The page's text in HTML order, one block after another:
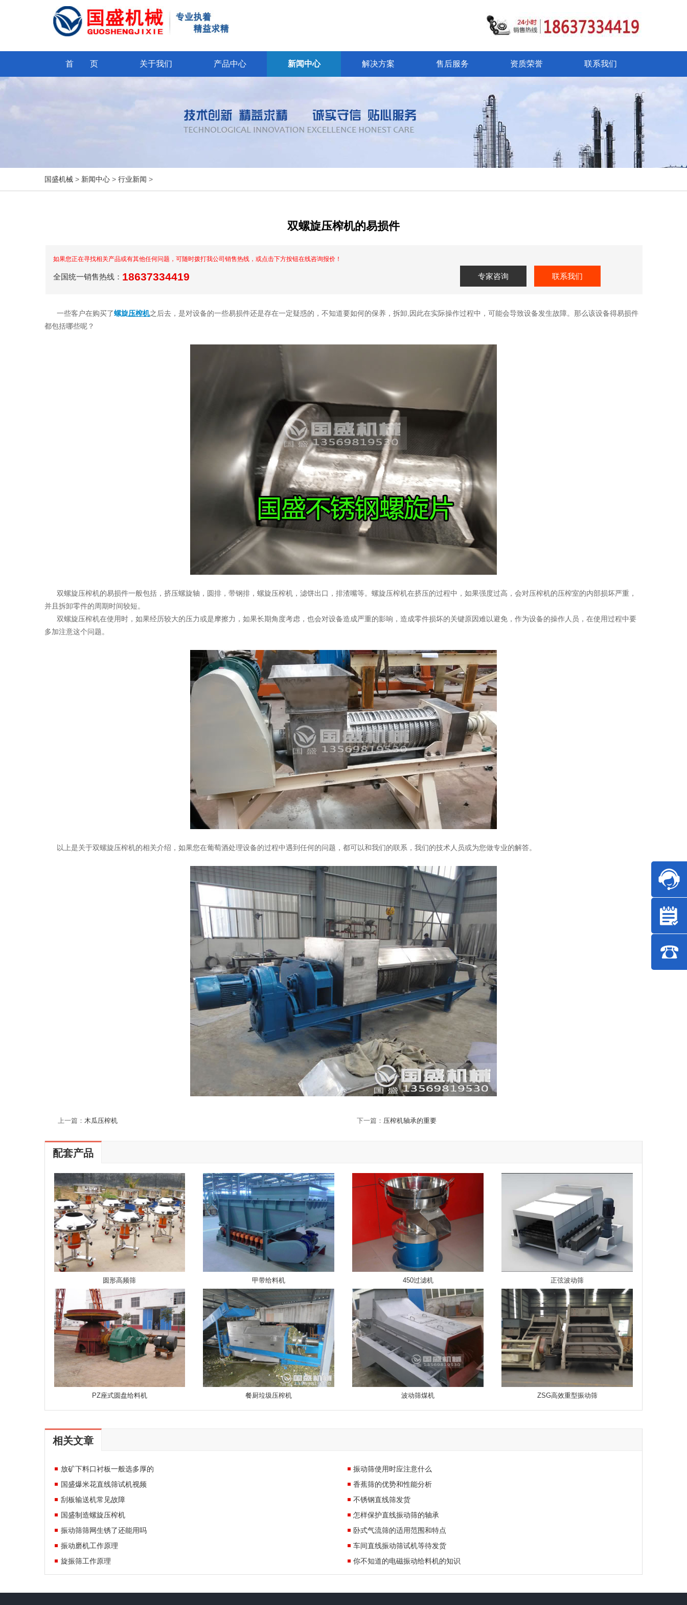
首 页 关于我们 产品中心 新闻中心 解决方案 售后服务 资质荣誉 联系我们
国盛机械 > 新闻中心 > 行业新闻 >
双螺旋压榨机的易损件
如果您正在寻找相关产品或有其他任何问题，可随时拨打我公司销售热线，或点击下方按钮在线咨询报价！
全国统一销售热线： 18637334419 专家咨询 联系我们
一些客户在购买了螺旋压榨机之后去，是对设备的一些易损件还是存在一定疑惑的，不知道要如何的保养，拆卸,因此在实际操作过程中，可能会导致设备发生故障。那么该设备得易损件
都包括哪些呢？
双螺旋压榨机的易损件一般包括，挤压螺旋轴，圆排，带钢排，螺旋压榨机，滤饼出口，排渣嘴等。 螺旋压榨机在挤压的过程中，如果强度过高，会对压榨机的压榨室的内部损坏严重，
并且拆卸零件的周期时间较短。
双螺旋压榨机在使用时，如果经历较大的压力或是摩擦力，如果长期角度考虑，也会对设备造成严重的影响，造成零件损坏的关键原因难以避免，作为设备的操作人员，在使用过程中要
多加注意这个问题。
以上是关于双螺旋压榨机的相关介绍，如果您在葡萄酒处理设备的过程中遇到任何的问题，都可以和我们的联系，我们的技术人员或为您做专业的解答。
上一篇： 木瓜压榨机 下一篇： 压榨机轴承的重要
配套产品
圆形高频筛 甲带给料机 450过滤机 正弦波动筛
PZ座式圆盘给料机 餐厨垃圾压榨机 波动筛煤机 ZSG高效重型振动筛
相关文章
放矿下料口衬板一般选多厚的
振动筛使用时应注意什么
国盛爆米花直线筛试机视频
香蕉筛的优势和性能分析
刮板输送机常见故障
不锈钢直线筛发货
国盛制造螺旋压榨机
怎样保护直线振动筛的轴承
振动筛筛网生锈了还能用吗
卧式气流筛的适用范围和特点
振动磨机工作原理
车间直线振动筛试机等待发货
旋振筛工作原理
你不知道的电磁振动给料机的知识